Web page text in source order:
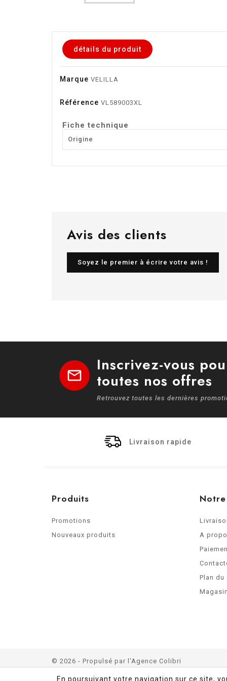
détails du produit
Marque VELILLA
Référence VL589003XL
Fiche technique
Origine
Avis des clients
Soyez le premier à écrire votre avis !
mail
Inscrivez-vous
toutes nos offres
Retrouvez toutes les dernières
Livraison rapide
Produits
Promotions
Nouveaux produits
A
Plan du
© 2026 - Propulsé par l'Agence Colibri
En poursuivant votre navigation sur ce site,